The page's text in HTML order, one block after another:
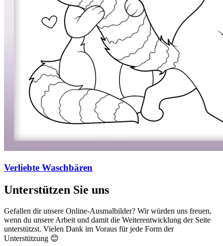
Verliebte Waschbären
Unterstützen Sie uns
Gefallen dir unsere Online-Ausmalbilder? Wir würden uns freuen,
wenn du unsere Arbeit und damit die Weiterentwicklung der Seite
unterstützst. Vielen Dank im Voraus für jede Form der
Unterstützung 😊